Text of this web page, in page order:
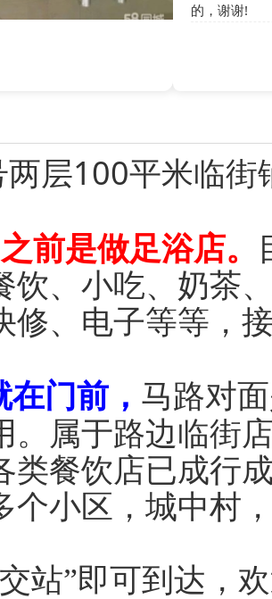
的，谢谢!
层100平米临街
前是做足浴店。
饮、小吃、奶茶
、电子等等，
门前， 马路对
属于路边临街店
餐饮店已成行
个小区，城中村
站”即可到达，